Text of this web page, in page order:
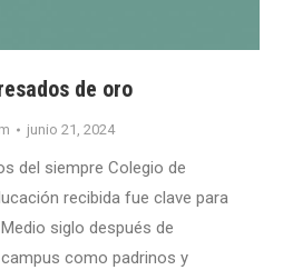
de oro
junio 21, 2024
del siempre Colegio de
recibida fue clave para
siglo después de
como padrinos y